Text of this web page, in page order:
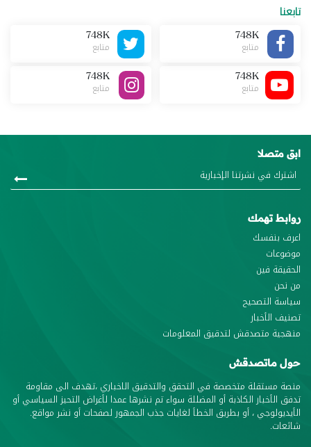
تابعنا
748K
متابع
748K
متابع
748K
متابع
748K
متابع
ابق متصلا
روابط تهمك
اعرف بنفسك
موضوعات
الحقيقة فين
من نحن
سياسة التصحيح
تصنيف الأخبار
منهجية متصدقش لتدقيق المعلومات
حول ماتصدقش
منصة مستقلة متخصصة في التحقق والتدقيق الاخباري ،تهدف الى مقاومة
تدفق الأخبار الكاذبة أو المضللة سواء تم نشرها عمدا لأغراض التحيز السياسي أو
الأيديولوجي ، أو بطريق الخطأ لغايات جذب الجمهور لصفحات أو نشر مواقع.
شائعات.